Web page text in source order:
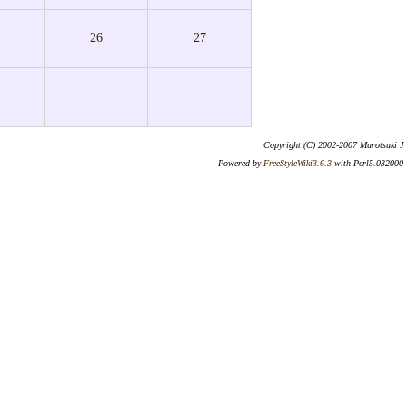
26 27
Copyright (C) 2002-2007 Murotsuki J
Powered by FreeStyleWiki3.6.3 with Perl5.032000